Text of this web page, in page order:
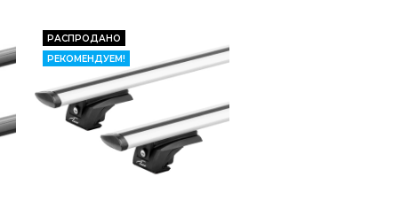
РАСПРОДАНО
РЕКОМЕНДУЕМ!